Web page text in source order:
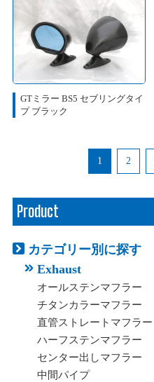
GTミラー BS5 セブリングタイ
プ ブラック
1 2
Product
カテゴリー別に探す
Exhaust
オールステンマフラー
チタンカラーマフラー
直管ストレートマフラー
ハーフステンマフラー
センター出しマフラー
中間パイプ